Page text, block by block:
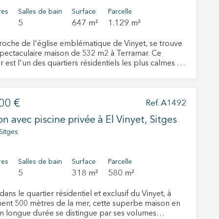
Salles de bain
5
Surface
647 m²
Parcelle
1.129 m²
de l'église emblématique de Vinyet, se trouve
maison de 532 m2 à Terramar. Ce
est l'un des quartiers résidentiels les plus calmes de
bain et 1 chambre simple, 3 salles de bains. Dans la
cuisine entièrement équipée. Au sous-sol se
garage et la zone de divertissement. Les finitions
du confort d'un ascenseur intérieur. L'espace
dispose d'un jardin avec pelouse et d'une piscine
€ Ref. A1492
Maison avec piscine privée à El Vinyet, Sitges
Salles de bain
5
Surface
318 m²
Parcelle
580 m²
le quartier résidentiel et exclusif du Vinyet, à
500 mètres de la mer, cette superbe maison en
longue durée se distingue par ses volumes
actif